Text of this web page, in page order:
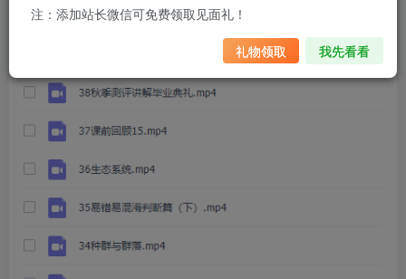
注：添加站长微信可免费领取见面礼！
礼物领取 我先看看